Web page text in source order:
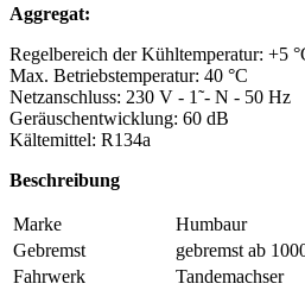
Aggregat:
Regelbereich der Kühltemperatur: +5
Max. Betriebstemperatur: 40 °C
Netzanschluss: 230 V - 1˜- N - 50 Hz
Geräuschentwicklung: 60 dB
Kältemittel: R134a
Beschreibung
Marke
Humbaur
Gebremst
gebremst ab
Fahrwerk
Tandemachser